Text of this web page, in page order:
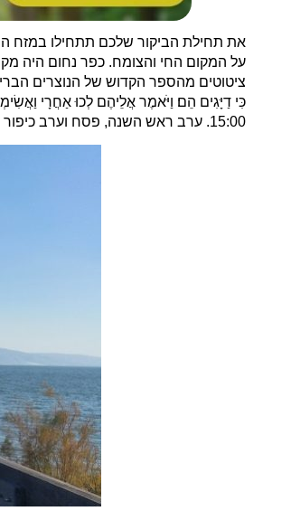
את תחילת הביקור שלכם תתחילו במזח
על המקום החי והצומח. כפר נחום היה
ציטוטים מהספר הקדוש של הנוצרים
15:00. ערב ראש השנה, פסח וערב כיפור 08:00-13:00.